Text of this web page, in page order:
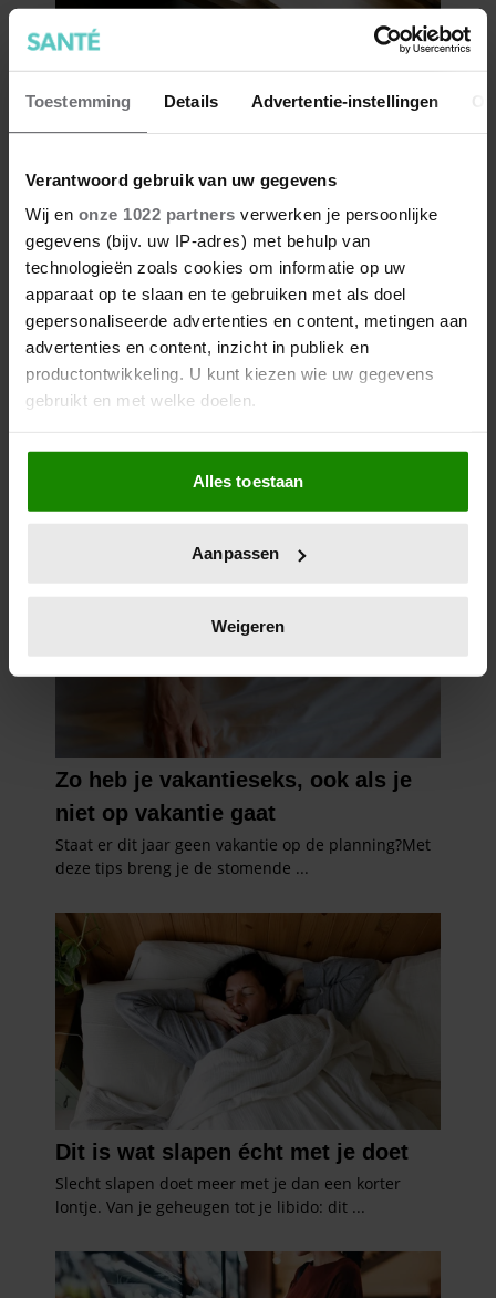
Toestemming Details Advertentie-instellingen
Verantwoord gebruik van uw gegevens
Wij en onze 1022 partners verwerken je persoonlijke
gegevens (bijv. uw IP-adres) met behulp van
technologieën zoals cookies om informatie op uw
apparaat op te slaan en te gebruiken met als doel
gepersonaliseerde advertenties en content, metingen aan
advertenties en content, inzicht in publiek en
productontwikkeling. U kunt kiezen wie uw gegevens
gebruikt en met welke doelen.
Als u het toestaat, willen we ook graag:
Informatie verzamelen over uw geografische
locatie, die tot een paar meter nauwkeurig kan zijn
scannen op specifieke eigenschappen (fingerprinting)
verwerkt en stel uw voorkeuren in het
intrekken in de Cookieverklaring.
We gebruiken cookies om content en advertenties te
personaliseren, om functies voor social media te bieden
en om ons websiteverkeer te analyseren. Ook delen we
informatie over uw gebruik van onze site met onze
partners kunnen deze gegevens combineren met andere
verzameld op basis van uw gebruik van hun services. U
gaat akkoord met onze cookies als u onze website blijft
gebruiken.
Alles toestaan
Aanpassen
Weigeren